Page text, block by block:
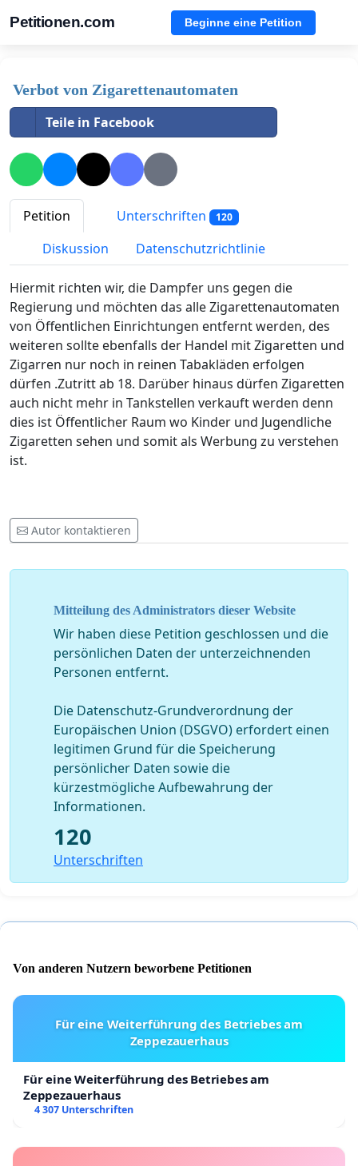
Petitionen.com Beginne eine Petition
Verbot von Zigarettenautomaten
Teile in Facebook
Petition Unterschriften 120
Diskussion Datenschutzrichtlinie
Hiermit richten wir, die Dampfer uns gegen die
Regierung und möchten das alle Zigarettenautomaten
von Öffentlichen Einrichtungen entfernt werden, des
weiteren sollte ebenfalls der Handel mit Zigaretten und
Zigarren nur noch in reinen Tabakläden erfolgen
dürfen .Zutritt ab 18. Darüber hinaus dürfen Zigaretten
auch nicht mehr in Tankstellen verkauft werden denn
dies ist Öffentlicher Raum wo Kinder und Jugendliche
Zigaretten sehen und somit als Werbung zu verstehen
ist.
Autor kontaktieren
Mitteilung des Administrators dieser Website
Wir haben diese Petition geschlossen und die
persönlichen Daten der unterzeichnenden
Personen entfernt.
Die Datenschutz-Grundverordnung der
Europäischen Union (DSGVO) erfordert einen
legitimen Grund für die Speicherung
persönlicher Daten sowie die
kürzestmögliche Aufbewahrung der
Informationen.
120
Unterschriften
Von anderen Nutzern beworbene Petitionen
Für eine Weiterführung des Betriebes am
Zeppezauerhaus
Für eine Weiterführung des Betriebes am
Zeppezauerhaus
4 307 Unterschriften